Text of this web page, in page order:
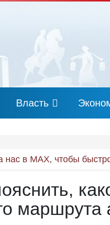
Власть
нас в MAX, чтобы
маршрута